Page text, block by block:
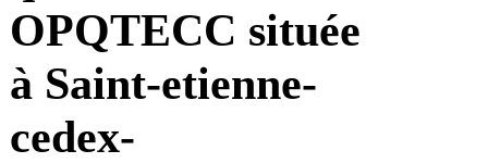
OPQTECC située
à Saint-etienne-
cedex-